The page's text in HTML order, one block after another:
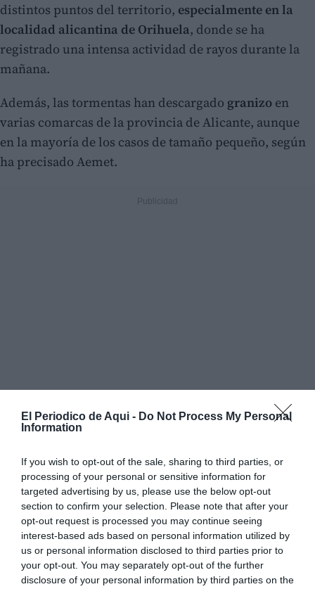
El Periodico de Aqui - Do Not Process My Personal
Information
If you wish to opt-out of the sale, sharing to third parties, or
processing of your personal or sensitive information for
targeted advertising by us, please use the below opt-out
section to confirm your selection. Please note that after your
opt-out request is processed you may continue seeing
interest-based ads based on personal information utilized by
us or personal information disclosed to third parties prior to
your opt-out. You may separately opt-out of the further
disclosure of your personal information by third parties on the
distintos puntos del territorio, especialmente en la
localidad alicantina de Orihuela, donde se ha
registrado una intensa actividad de rayos durante la
mañana.
Además, las tormentas han descargado granizo en
varias comarcas de la provincia de Alicante, aunque
en la mayoría de los casos de tamaño pequeño, según
ha precisado Aemet.